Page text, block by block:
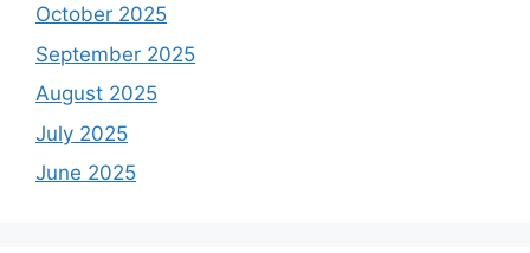
October 2025
September 2025
August 2025
July 2025
June 2025